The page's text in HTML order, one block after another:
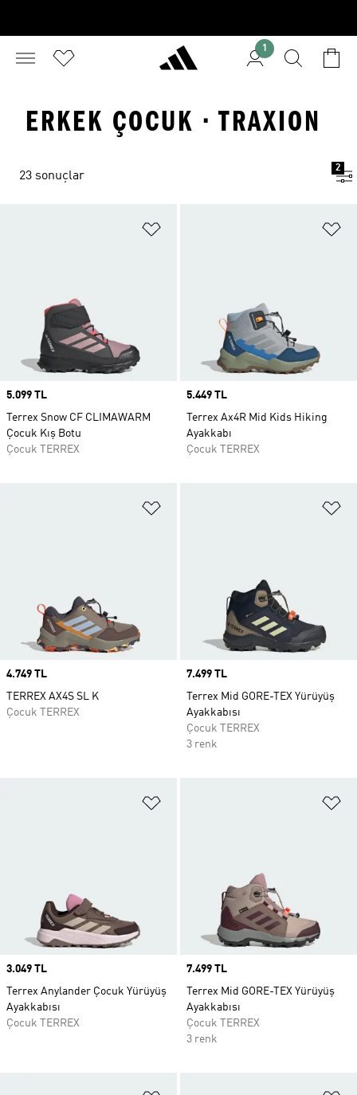
1
ERKEK ÇOCUK · TRAXION
23 sonuçlar
2
Price
5.099 TL
Terrex Snow CF CLIMAWARM
Çocuk Kış Botu
Çocuk TERREX
Price
5.449 TL
Terrex Ax4R Mid Kids Hiking
Ayakkabı
Çocuk TERREX
Price
4.749 TL
TERREX AX4S SL K
Çocuk TERREX
Price
7.499 TL
Terrex Mid GORE-TEX Yürüyüş
Ayakkabısı
Çocuk TERREX
3 renk
Price
3.049 TL
Terrex Anylander Çocuk Yürüyüş
Ayakkabısı
Çocuk TERREX
Price
7.499 TL
Terrex Mid GORE-TEX Yürüyüş
Ayakkabısı
Çocuk TERREX
3 renk